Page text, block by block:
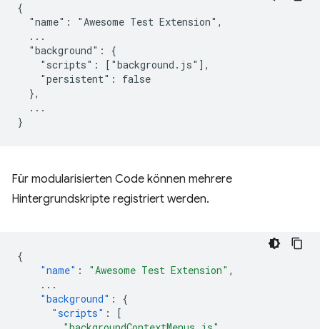
{
  "name": "Awesome Test Extension",
  ...
  "background": {
    "scripts": ["background.js"],
    "persistent": false
  },
  ...
Für modularisierten Code können mehrere
Hintergrundskripte registriert werden.
{
"name" : "Awesome Test Extension" ,
...
"background" :
{
"scripts" :
[